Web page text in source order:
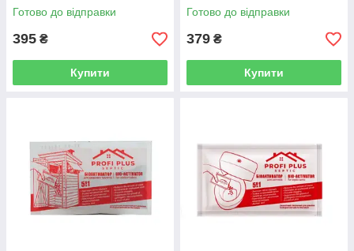
Готово до відправки
395 ₴
Купити
Готово до відправки
379 ₴
Купити